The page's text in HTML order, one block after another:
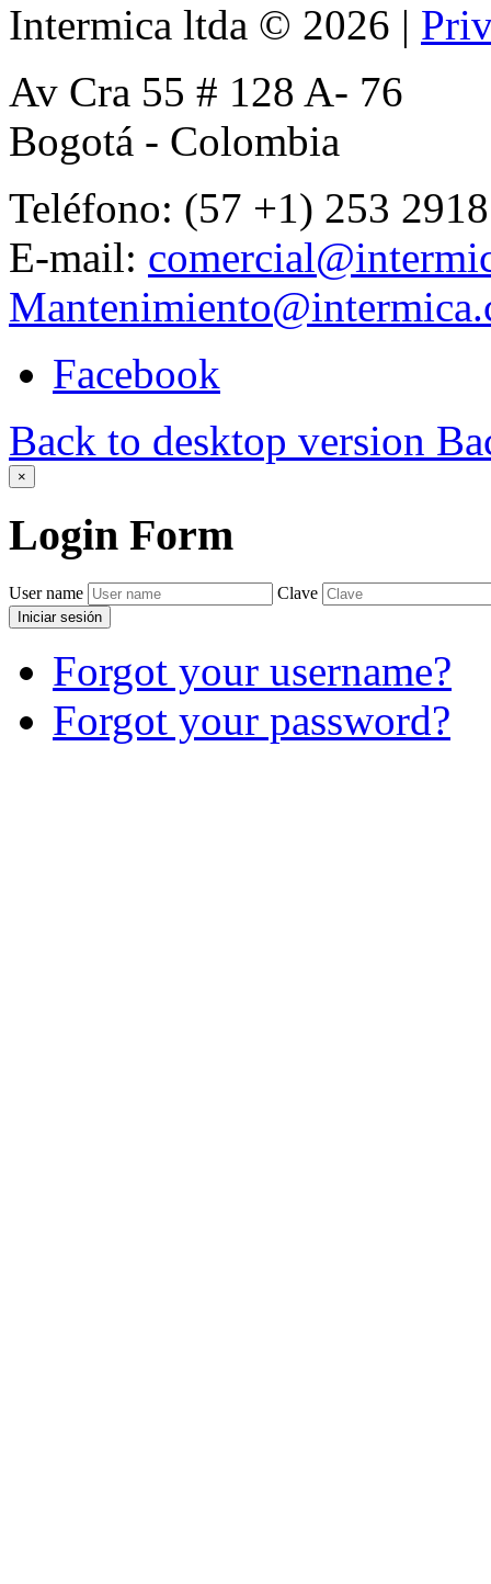
Intermica ltda © 2026 |
Av Cra 55 # 128 A- 76
Bogotá - Colombia
Teléfono: (57 +1) 253
E-mail:
Facebook
Back to desktop version
×
Login Form
User name Clave
Iniciar sesión
Forgot your username?
Forgot your password?